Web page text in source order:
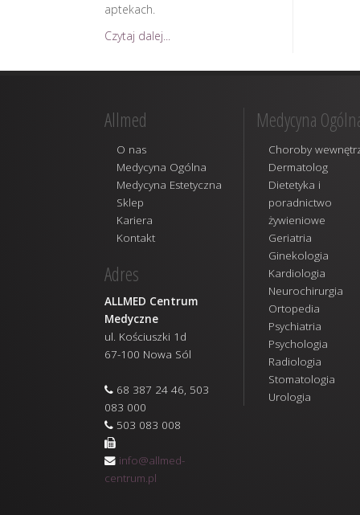
aptekach.
Czytaj dalej...
Allmed
O nas
Medycyna Ogólna
Medycyna Estetyczna
Sklep
Kariera
Kontakt
Adres
ALLMED Centrum
Medyczne
ul. Kościuszki 1d
67-100 Nowa Sól
68 387 24 46, 503
083 000
503 083 008
info@allmed-
centrum.pl
Medycyna
Choroby
Dermatolog
Dietetyka i
poradnictwo
żywieniowe
Geriatria
Ginekologia
Kardiologia
Neurochirurgia
Ortopedia
Psychiatria
Psychologia
Radiologia
Stomatologia
Urologia